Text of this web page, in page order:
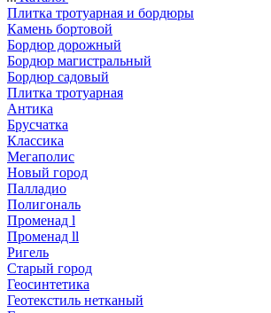
Плитка тротуарная и бордюры
Камень бортовой
Бордюр дорожный
Бордюр магистральный
Бордюр садовый
Плитка тротуарная
Антика
Брусчатка
Классика
Мегаполис
Новый город
Палладио
Полигональ
Променад l
Променад ll
Ригель
Старый город
Геосинтетика
Геотекстиль нетканый